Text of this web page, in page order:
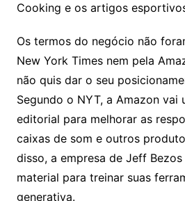
Cooking e os artigos
Os termos do negócio não
New York Times nem pela
não quis dar o seu
Segundo o NYT, a Amazon vai
editorial para melhorar as
caixas de som e outros
disso, a empresa de Jeff
material para treinar suas
generativa.